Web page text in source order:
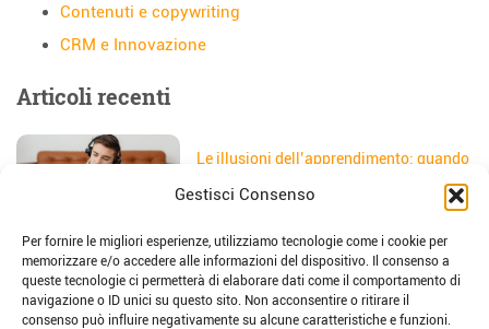
Gestisci Consenso
Per fornire le migliori esperienze, utilizziamo tecnologie come i cookie per
memorizzare e/o accedere alle informazioni del dispositivo. Il consenso a
queste tecnologie ci permetterà di elaborare dati come il comportamento di
navigazione o ID unici su questo sito. Non acconsentire o ritirare il
consenso può influire negativamente su alcune caratteristiche e funzioni.
Contenuti e copywriting
CRM e Innovazione
Articoli recenti
Le illusioni dell’apprendimento: quando
Data:5 Agosto 2026
Il sito web della scuola: come
trasformarlo in uno strumento di
storytelling e comunicazione
Data:28 Luglio 2026